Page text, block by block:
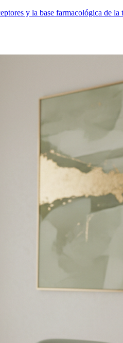
y la base farmacológica de